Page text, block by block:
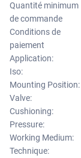
Quantité minimum
de commande
Conditions de
paiement
Application:
Iso:
Mounting Position:
Valve:
Cushioning:
Pressure:
Working Medium:
Technique: